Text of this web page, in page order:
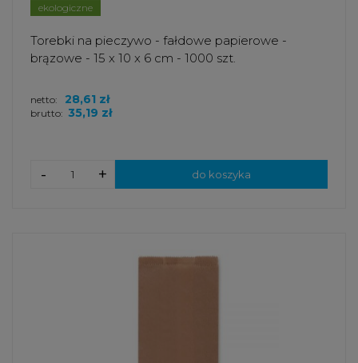
ekologiczne
Torebki na pieczywo - fałdowe papierowe -
brązowe - 15 x 10 x 6 cm - 1000 szt.
brutto: 35,19 zł
netto: 28,61 zł
+
- do koszyka